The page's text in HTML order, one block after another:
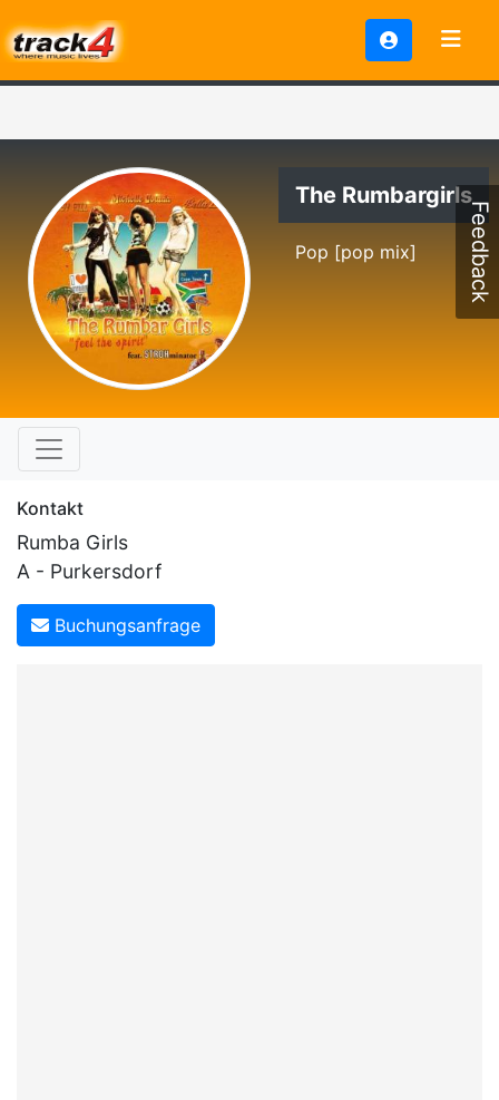
The Rumbargirls
Pop [pop mix]
Kontakt
Rumba Girls
A - Purkersdorf
Buchungsanfrage
Feedback